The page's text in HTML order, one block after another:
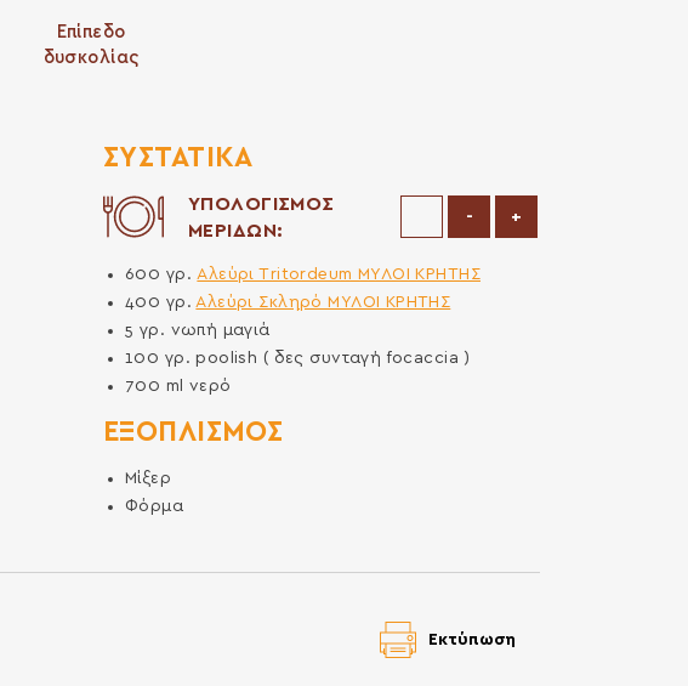
Επίπεδο
δυσκολίας
ΣΥΣΤΑΤΙΚΆ
ΥΠΟΛΟΓΙΣΜΟΣ
ΜΕΡΙΔΩΝ:
-Μείωση μερίδων
+
600 γρ.Aλεύρι Τritordeum ΜΥΛΟΙ ΚΡΗΤΗΣ
400 γρ.Αλεύρι Σκληρό ΜΥΛΟΙ ΚΡΗΤΗΣ
5 γρ. νωπή μαγιά
100 γρ.poolish ( δες συνταγή focaccia )
700 ml νερό
ΕΞΟΠΛΙΣΜΌΣ
Μίξερ
Φόρμα
Εκτύπωση